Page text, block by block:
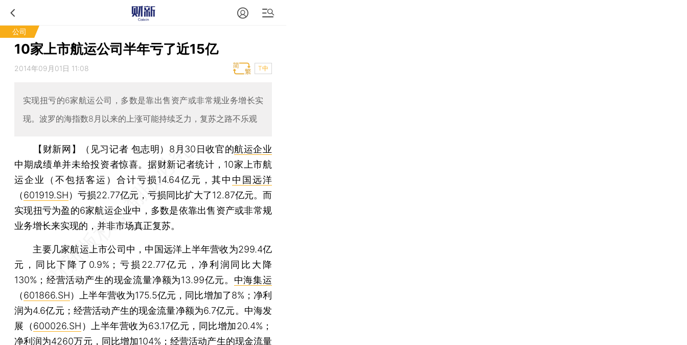
公司
10家上市航运公司半年亏了近15亿
2014年09月01日 11:08 T中
实现扭亏的6家航运公司，多数是靠出售资产或非常规业务增长实
现。波罗的海指数8月以来的上涨可能持续乏力，复苏之路不乐观
【财新网】（见习记者 包志明） 8月30日收官的航运企业
中期成绩单并未给投资者惊喜。据财新记者统计，10家上市航
运企业（不包括客运）合计亏损14.64亿元，其中 中国远洋
（601919.SH）亏损22.77亿元，亏损同比扩大了12.87亿元。而
实现扭亏为盈的6家航运企业中，多数是依靠出售资产或非常规
业务增长来实现的，并非市场真正复苏。
主要几家航运上市公司中，中国远洋上半年营收为299.4亿
元，同比下降了0.9%；亏损22.77亿元，净利润同比大降
130%；经营活动产生的现金流量净额为13.99亿元。 中海集运
（601866.SH）上半年营收为175.5亿元，同比增加了8%；净利
润为4.6亿元；经营活动产生的现金流量净额为6.7亿元。中海发
展（600026.SH ）上半年营收为63.17亿元，同比增加20.4%；
净利润为4260万元，同比增加104%；经营活动产生的现金流量